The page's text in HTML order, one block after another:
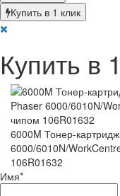
Купить в 1 клик
Купить в
6000M Тонер-
6000/6010N/
106R01632
Имя*